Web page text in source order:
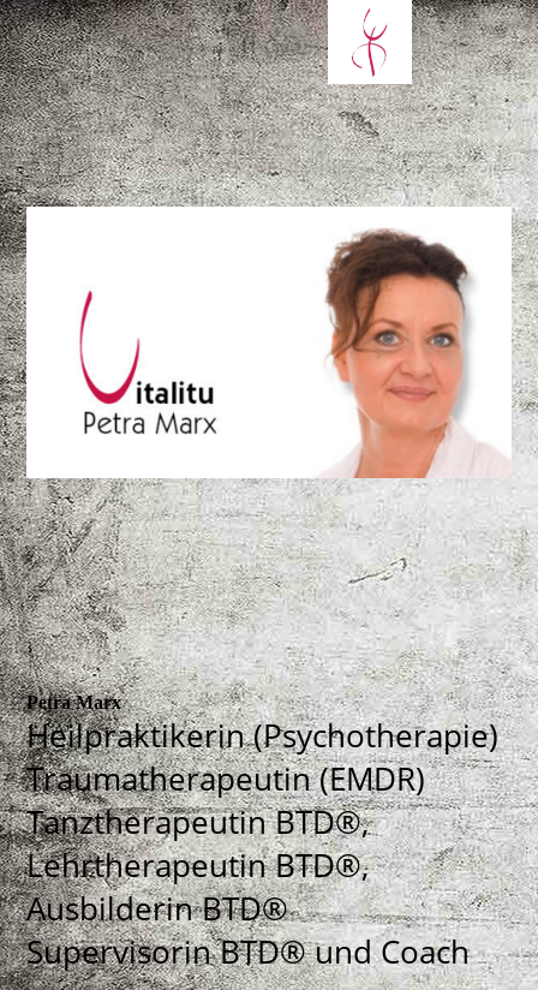
Petra Marx
Heilpraktikerin (Psychotherapie)
Traumatherapeutin (EMDR)
Tanztherapeutin BTD®,
Lehrtherapeutin BTD®,
Ausbilderin BTD®
Supervisorin BTD® und Coach